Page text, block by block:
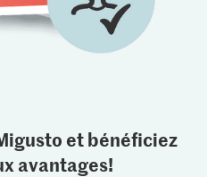
et bénéficiez
avantages!